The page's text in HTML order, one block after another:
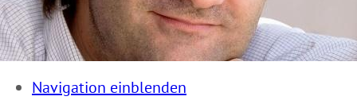
Navigation einblenden